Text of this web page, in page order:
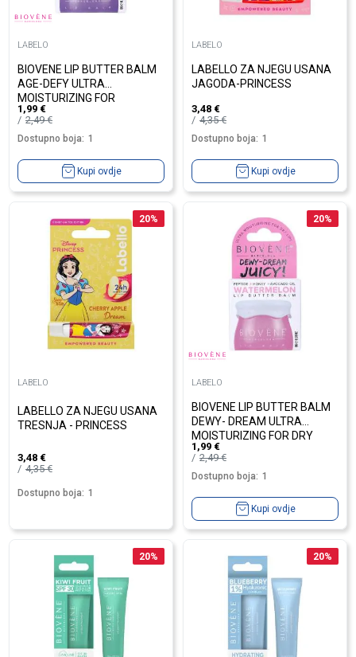
LABELO
BIOVENE LIP BUTTER BALM
AGE-DEFY ULTRA
MOISTURIZING FOR
DRAY&CHAPPED LIPS
BLUBER...
1,99 €
2,49€
Dostupno boja: 1
Kupi ovdje
LABELO
LABELLO ZA NJEGU USANA
JAGODA-PRINCESS
3,48 €
4,35€
Dostupno boja: 1
Kupi ovdje
20%
LABELO
LABELLO ZA NJEGU USANA
TRESNJA - PRINCESS
3,48 €
4,35€
Dostupno boja: 1
20%
LABELO
BIOVENE LIP BUTTER BALM
DEWY- DREAM ULTRA
MOISTURIZING FOR DRY
&CHAPPED LIPS WAT...
1,99 €
2,49€
Dostupno boja: 1
Kupi ovdje
20% 20%